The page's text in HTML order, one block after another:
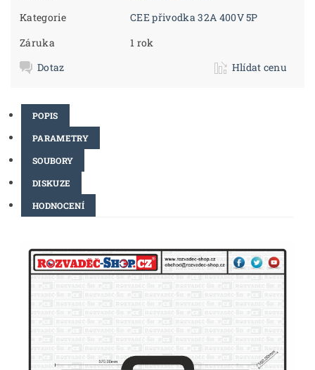
Kategorie
CEE přivodka 32A 400V 5P
Záruka
1 rok
Dotaz
Hlídat cenu
POPIS
PARAMETRY
SOUBORY
DISKUZE
HODNOCENÍ